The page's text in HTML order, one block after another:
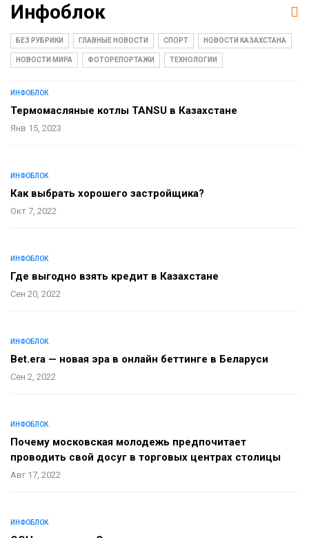
Инфоблок
БЕЗ РУБРИКИ ГЛАВНЫЕ НОВОСТИ СПОРТ НОВОСТИ КАЗАХСТАНА
НОВОСТИ МИРА ФОТОРЕПОРТАЖИ ТЕХНОЛОГИИ
ИНФОБЛОК
Термомасляные котлы TANSU в Казахстане
Янв 15, 2023
ИНФОБЛОК
Как выбрать хорошего застройщика?
Окт 7, 2022
ИНФОБЛОК
Где выгодно взять кредит в Казахстане
Сен 20, 2022
ИНФОБЛОК
Bet.era — новая эра в онлайн беттинге в Беларуси
Сен 2, 2022
ИНФОБЛОК
Почему московская молодежь предпочитает
проводить свой досуг в торговых центрах столицы
Авг 17, 2022
ИНФОБЛОК